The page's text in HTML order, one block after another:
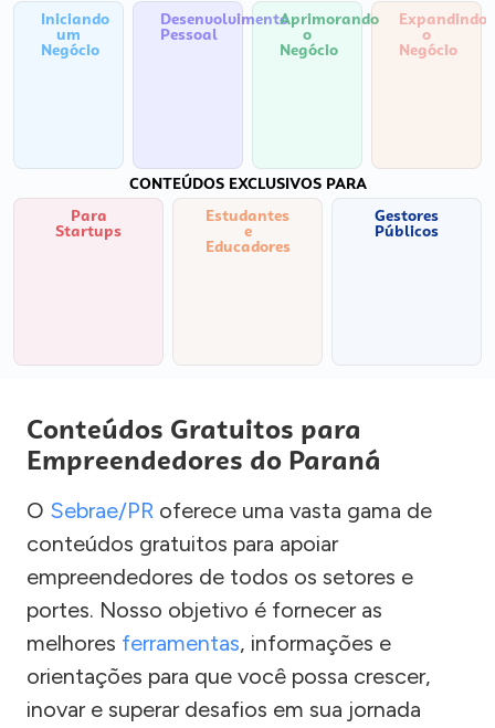
Iniciando
um
Negócio
Desenvolvimento
Pessoal
Aprimorando
o
Negócio
Expandindo
o
Negócio
CONTEÚDOS EXCLUSIVOS PARA
Para
Startups
Estudantes
e
Educadores
Gestores
Públicos
Conteúdos Gratuitos para
Empreendedores do Paraná
O Sebrae/PR oferece uma vasta gama de
conteúdos gratuitos para apoiar
empreendedores de todos os setores e
portes. Nosso objetivo é fornecer as
melhores ferramentas, informações e
orientações para que você possa crescer,
inovar e superar desafios em sua jornada